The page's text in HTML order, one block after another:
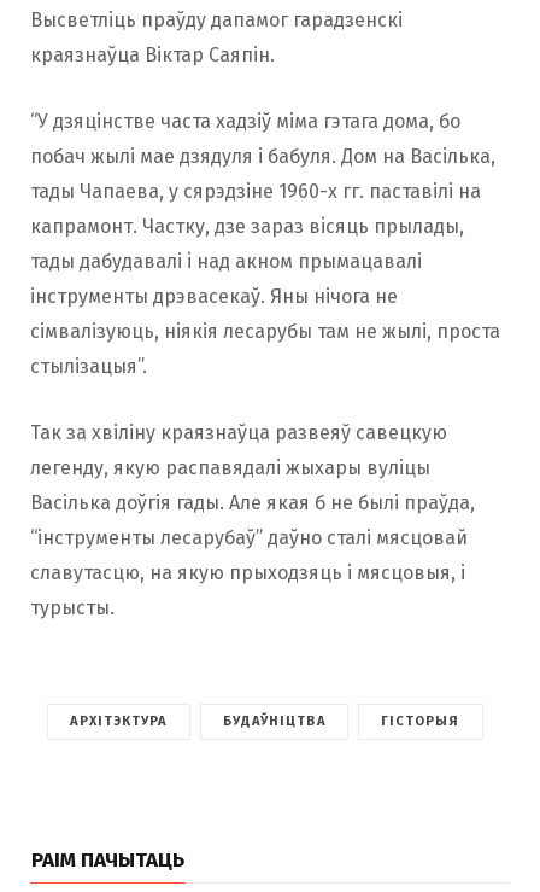
Высветліць праўду дапамог гарадзенскі
краязнаўца Віктар Саяпін.
“У дзяцінстве часта хадзіў міма гэтага дома, бо
побач жылі мае дзядуля і бабуля. Дом на Васілька,
тады Чапаева, у сярэдзіне 1960-х гг. паставілі на
капрамонт. Частку, дзе зараз вiсяць прылады,
тады дабудавалі i над акном прымацавалі
інструменты дрэвасекаў. Яны нічога не
сімвалізуюць, ніякія лесарубы там не жылі, проста
стылізацыя”.
Так за хвіліну краязнаўца развеяў савецкую
легенду, якую распавядалі жыхары вуліцы
Васілька доўгія гады. Але якая б не былі праўда,
“інструменты лесарубаў” даўно сталі мясцовай
славутасцю, на якую прыходзяць і мясцовыя, і
турысты.
АРХІТЭКТУРА БУДАЎНІЦТВА ГІСТОРЫЯ
РАІМ ПАЧЫТАЦЬ